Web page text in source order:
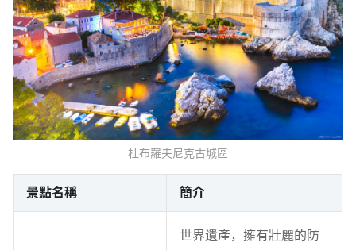
杜布羅夫尼克古城區
景點名稱 簡介
世界遺產，擁有壯麗的防